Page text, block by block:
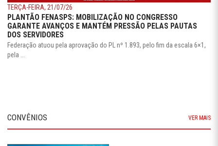
TERÇA-FEIRA, 21/07/26
PLANTÃO FENASPS: MOBILIZAÇÃO NO CONGRESSO
GARANTE AVANÇOS E MANTÉM PRESSÃO PELAS PAUTAS
DOS SERVIDORES
Federação atuou pela aprovação do PL nº 1.893, pelo fim da escala 6×1,
pela ...
CONVÊNIOS VER MAIS